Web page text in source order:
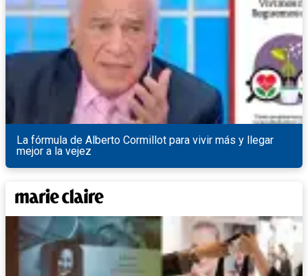
La fórmula de Alberto Cormillot para vivir más y llegar
mejor a la vejez